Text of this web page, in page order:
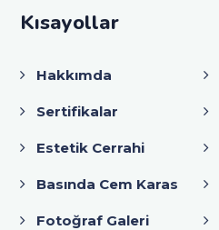
Kısayollar
Hakkımda
Sertifikalar
Estetik Cerrahi
Basında Cem Karas
Fotoğraf Galeri